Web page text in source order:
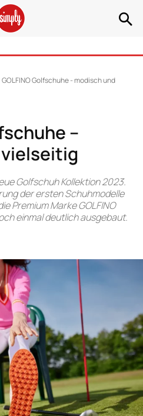
GOLFINO Golfschuhe - modisch und
–
Golfschuh Kollektion 2023.
der ersten Schuhmodelle
Premium Marke GOLFINO
einmal deutlich ausgebaut.